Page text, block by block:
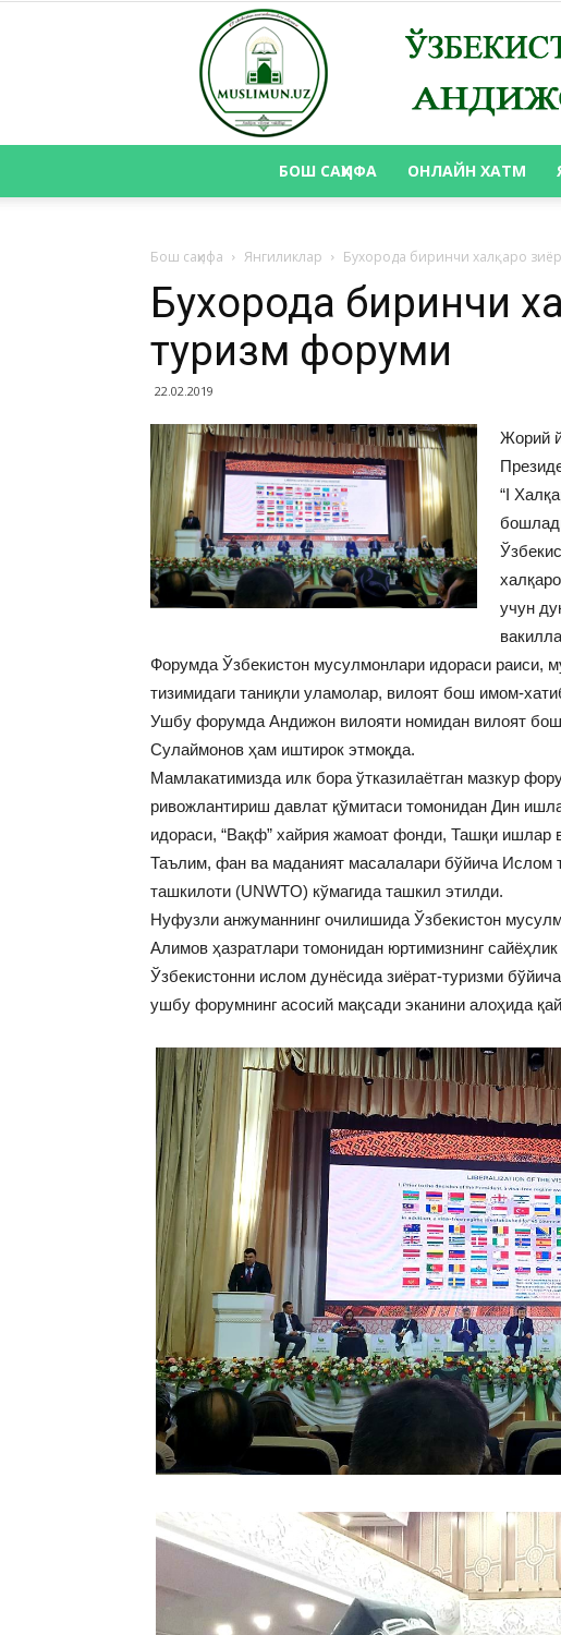
БОШ САҲИФА ОНЛАЙН ХАТМ
Бош саҳифа Янгиликлар Бухорода биринчи халқаро
Бухорода биринчи
туризм форуми
22.02.2019
Жорий
“I
учун
Форумда Ўзбекистон мусулмонлари идораси раиси,
тизимидаги таниқли уламолар, вилоят бош имом-
Ушбу форумда Андижон вилояти номидан вилоят
Сулаймонов ҳам иштирок этмоқда.
Мамлакатимизда илк бора ўтказилаётган мазкур
ривожлантириш давлат қўмитаси томонидан Дин
идораси, “Вақф” хайрия жамоат фонди, Ташқи ишлар
Таълим, фан ва маданият масалалари бўйича
ташкилоти (UNWTO) кўмагида ташкил этилди.
Нуфузли анжуманнинг очилишида Ўзбекистон
Алимов ҳазратлари томонидан юртимизнинг
Ўзбекистонни ислом дунёсида зиёрат-туризми
ушбу форумнинг асосий мақсади эканини алоҳида